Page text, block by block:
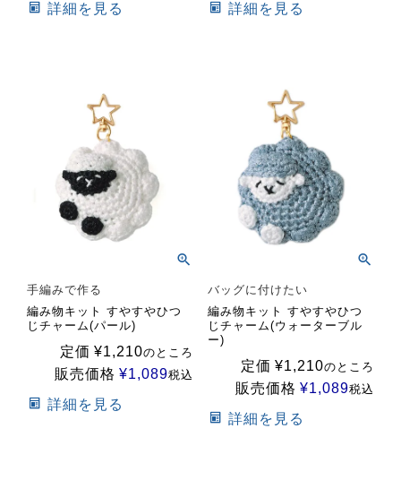
詳細を見る 詳細を見る
手編みで作る
編み物キット すやすやひつ
じチャーム(パール)
定価 ¥1,210のところ
販売価格 ¥1,089税込
詳細を見る
バッグに付けたい
編み物キット すやすやひつ
じチャーム(ウォーターブル
ー)
定価 ¥1,210のところ
販売価格 ¥1,089税込
詳細を見る